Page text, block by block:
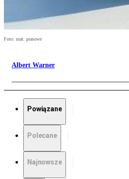
Foto: mat. prasowe
Albert Warner
Powiązane
Polecane
Najnowsze